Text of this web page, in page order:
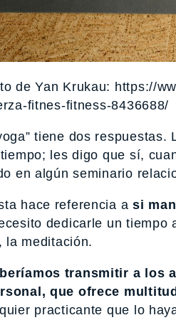
de Yan Krukau: https://
fitnes-fitness-8436688/
tiene dos
les digo que sí,
en algún seminario
hace referencia asi
dedicarle un
la meditación.
transmitir a los
que ofrece
practicante que lo